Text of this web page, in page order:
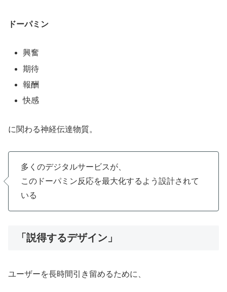
ドーパミン
興奮
期待
報酬
快感
に関わる神経伝達物質。
多くのデジタルサービスが、
このドーパミン反応を最大化するよう設計されて
いる
「説得するデザイン」
ユーザーを長時間引き留めるために、